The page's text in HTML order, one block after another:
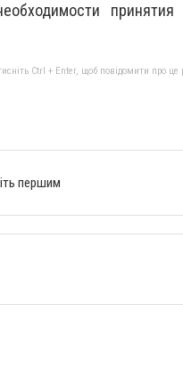
Ctrl + Enter, щоб повідомити про це
першим